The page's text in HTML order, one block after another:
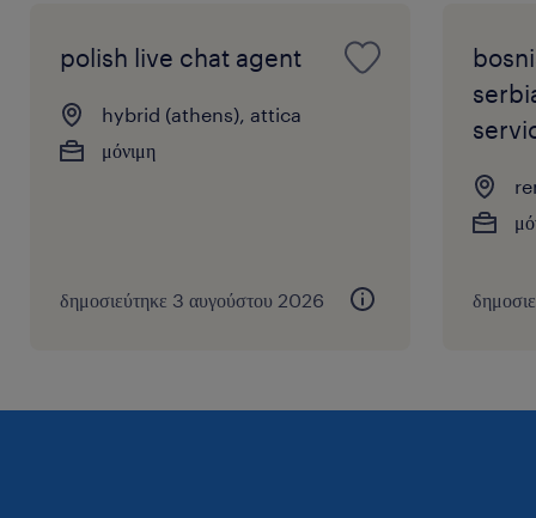
polish live chat agent
hybrid (athens), attica
μόνιμη
δημοσιεύτηκε 3 αυγούστου 2026